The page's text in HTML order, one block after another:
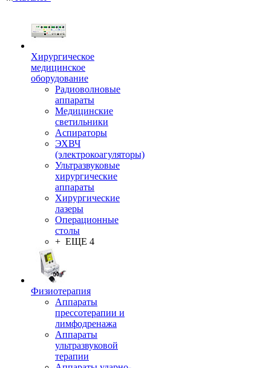
Хирургическое
медицинское
оборудование
Радиоволновые
аппараты
Медицинские
светильники
Аспираторы
ЭХВЧ
(электрокоагуляторы)
Ультразвуковые
хирургические
аппараты
Хирургические
лазеры
Операционные
столы
+ ЕЩЕ 4
Физиотерапия
Аппараты
прессотерапии и
лимфодренажа
Аппараты
ультразвуковой
терапии